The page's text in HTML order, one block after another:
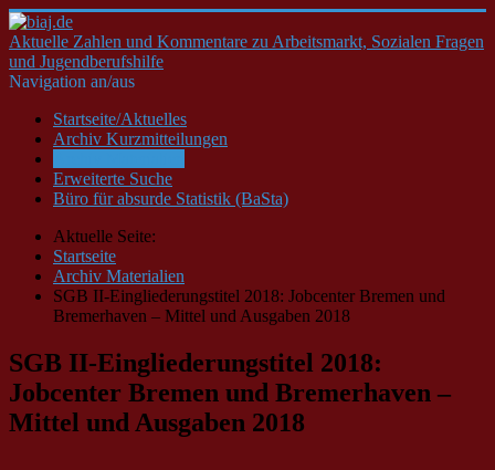
Aktuelle Zahlen und Kommentare zu Arbeitsmarkt, Sozialen Fragen
und Jugendberufshilfe
Navigation an/aus
Startseite/Aktuelles
Archiv Kurzmitteilungen
Erweiterte Suche
Büro für absurde Statistik (BaSta)
Aktuelle Seite:
Startseite
Archiv Materialien
SGB II-Eingliederungstitel 2018: Jobcenter Bremen und
Bremerhaven – Mittel und Ausgaben 2018
SGB II-Eingliederungstitel 2018:
Jobcenter Bremen und Bremerhaven –
Mittel und Ausgaben 2018